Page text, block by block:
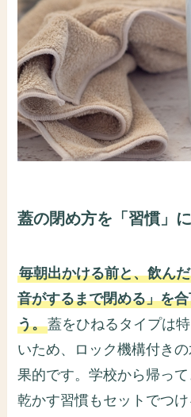
蓋の閉め方を「習慣」
毎朝出かける前と、飲ん
音がするまで閉める」を
う。蓋をひねるタイプは
いため、ロック機構付き
果的です。学校から帰っ
乾かす習慣もセットでつ